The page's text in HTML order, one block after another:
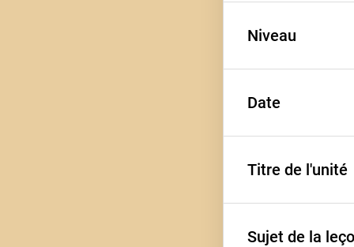
VIème
Niveau
A1
Date
11 février 2026
Titre de l'unité
Au collège
Sujet de la